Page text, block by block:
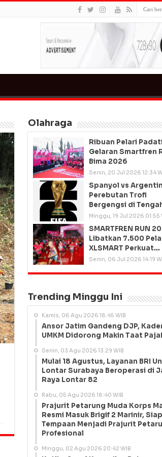
Olahraga
Ribuan Pelari
Gelaran Smartfren
Bima 2026
Senin, 20 Jul 2026 12:34
Spanyol vs
Perebutan Trofi
Bergengsi di
Semangat
Minggu, 19 Jul 2026 01:55
SMARTFREN RUN
Libatkan 7.500
XLSMART Perkuat
Kedekatan dengan
Senin, 06 Jul 2026 14:19
Trending Minggu Ini
Kamis, 06 Agu 2026 18:45 WIB
Ansor Jatim Gandeng DJP,
UMKM Didorong Makin Taat
Senin, 03 Agu 2026 13:29 WIB
Mulai 18 Agustus, Layanan BRI
Lontar Surabaya Beroperasi di
Raya Lontar 82
Rabu, 05 Agu 2026 18:40 WIB
Prajurit Petarung Muda Korps
Resmi Masuk Brigif 2 Marinir, Siap
Tempaan Menjadi Prajurit
Profesional
Minggu, 02 Agu 2026 20:42 WIB